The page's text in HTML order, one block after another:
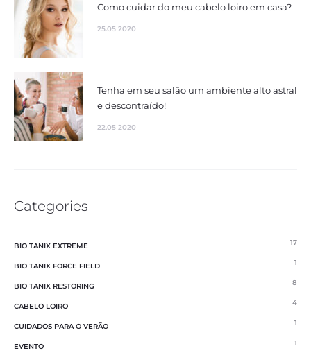
Como cuidar do meu cabelo loiro em casa?
25.05 2020
Tenha em seu salão um ambiente alto astral
e descontraído!
22.05 2020
Categories
BIO TANIX EXTREME 17
BIO TANIX FORCE FIELD 1
BIO TANIX RESTORING 8
CABELO LOIRO 4
CUIDADOS PARA O VERÃO 1
EVENTO 1